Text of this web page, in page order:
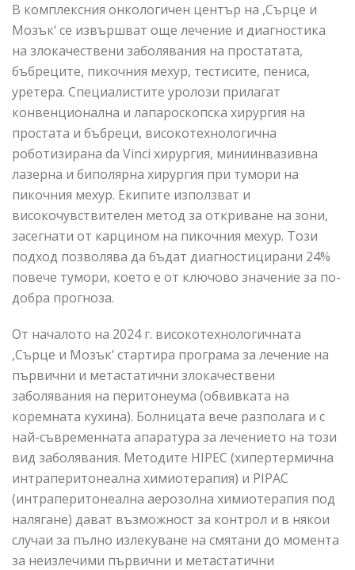
В комплексния онкологичен център на ,Сърце и
Мозък‘ се извършват още лечение и диагностика
на злокачествени заболявания на простатата,
бъбреците, пикочния мехур, тестисите, пениса,
уретера. Специалистите уролози прилагат
конвенционална и лапароскопска хирургия на
простата и бъбреци, високотехнологична
роботизирана da Vinci хирургия, миниинвазивна
лазерна и биполярна хирургия при тумори на
пикочния мехур. Eкипите използват и
високочувствителен метод за откриване на зони,
засегнати от карцином на пикочния мехур. Този
подход позволява да бъдат диагностицирани 24%
повече тумори, което е от ключово значение за по-
добра прогноза.
От началото на 2024 г. високотехнологичната
,Сърце и Мозък’ стартира програма за лечение на
първични и метастатични злокачествени
заболявания на перитонеума (обвивката на
коремната кухина). Болницата вече разполага и с
най-съвременната апаратура за лечението на този
вид заболявания. Методите HIPEC (хипертермична
интраперитонеална химиотерапия) и PIPAC
(интраперитонеална аерозолна химиотерапия под
налягане) дават възможност за контрол и в някои
случаи за пълно излекуване на смятани до момента
за неизлечими първични и метастатични